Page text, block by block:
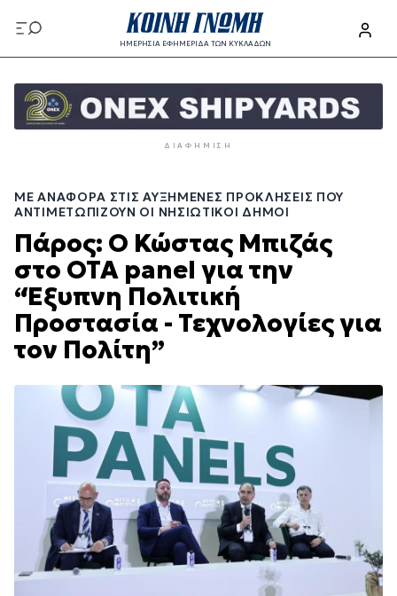
προς
το
περιεχόμενο
ΗΜΕΡΗΣΙΑ ΕΦΗΜΕΡΙΔΑ ΤΩΝ ΚΥΚΛΑΔΩΝ
προς
κυρίως
ΔΙΑΦΉΜΙΣΗ
ΜΕ ΑΝΑΦΟΡΆ ΣΤΙΣ ΑΥΞΗΜΈΝΕΣ ΠΡΟΚΛΉΣΕΙΣ ΠΟΥ
ΑΝΤΙΜΕΤΩΠΊΖΟΥΝ ΟΙ ΝΗΣΙΩΤΙΚΟΊ ΔΉΜΟΙ
Πάρος: Ο Κώστας Μπιζάς
στο ΟΤΑ panel για την
“Έξυπνη Πολιτική
Προστασία - Τεχνολογίες για
τον Πολίτη”